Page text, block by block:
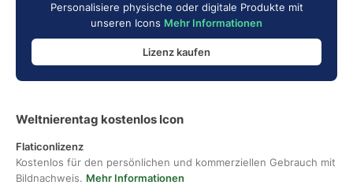
Personalisiere physische oder digitale Produkte mit
unseren Icons Mehr Informationen
Lizenz kaufen
Weltnierentag kostenlos Icon
Flaticonlizenz
Kostenlos für den persönlichen und kommerziellen Gebrauch mit
Bildnachweis. Mehr Informationen